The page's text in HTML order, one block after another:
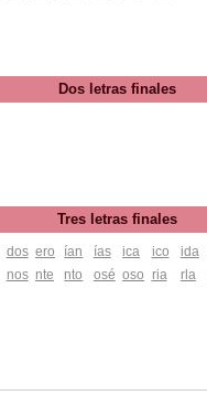
Dos letras finales
Tres letras finales
dos ero ían ías ica ico ida
nos nte nto osé oso ria rla